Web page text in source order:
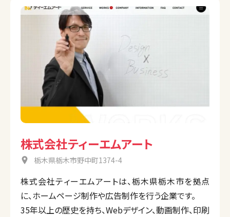
株式会社ティーエムアート
栃木県栃木市野中町1374-4
株式会社ティーエムアートは、栃木県栃木市を拠点
に、ホームページ制作や広告制作を行う企業です。
35年以上の歴史を持ち、Webデザイン、動画制作、印刷